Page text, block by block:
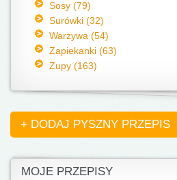
Sosy (79)
Surówki (32)
Warzywa (54)
Zapiekanki (63)
Zupy (163)
+ DODAJ PYSZNY PRZEPIS
MOJE PRZEPISY